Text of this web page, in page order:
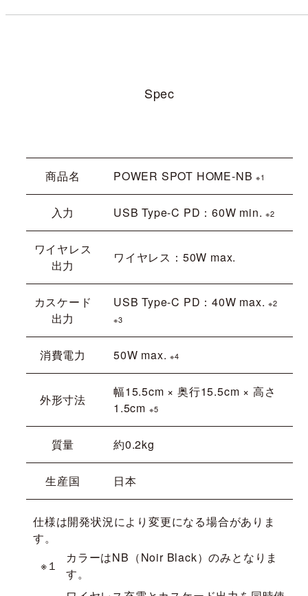
Spec
商品名 POWER SPOT HOME-NB※1
入力 USB Type-C PD：60W min.※2
ワイヤレス
出力
ワイヤレス：50W max.
カスケード
出力
USB Type-C PD：40W max.※2
※3
消費電力 50W max.※4
外形寸法
幅15.5cm × 奥行15.5cm × 高さ
1.5cm ※5
質量 約0.2kg
生産国 日本
仕様は開発状況により変更になる場合がありま
す。
※１
カラーはNB（Noir Black）のみとなりま
す。